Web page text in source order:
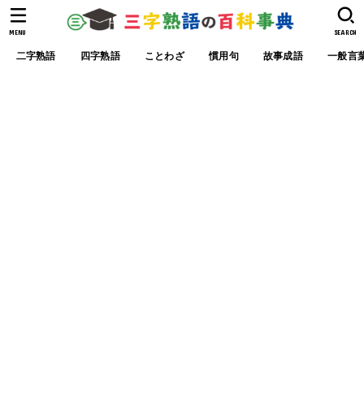
二字熟語 四字熟語 ことわざ 慣用句 故事成語 一般言
SEARCH
MENU